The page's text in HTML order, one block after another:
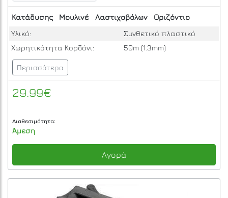
Κατάδυσης Μουλινέ Λαστιχοβόλων
Οριζόντιο
Υλικό:
Συνθετικό πλαστικό
Χωρητικότητα Κορδόνι:
50m (1.3mm)
Περισσότερα
29.99€
Διαθεσιμότητα:
Άμεση
Αγορά